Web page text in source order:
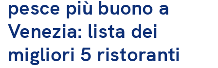
pesce più buono a
Venezia: lista dei
migliori 5 ristoranti